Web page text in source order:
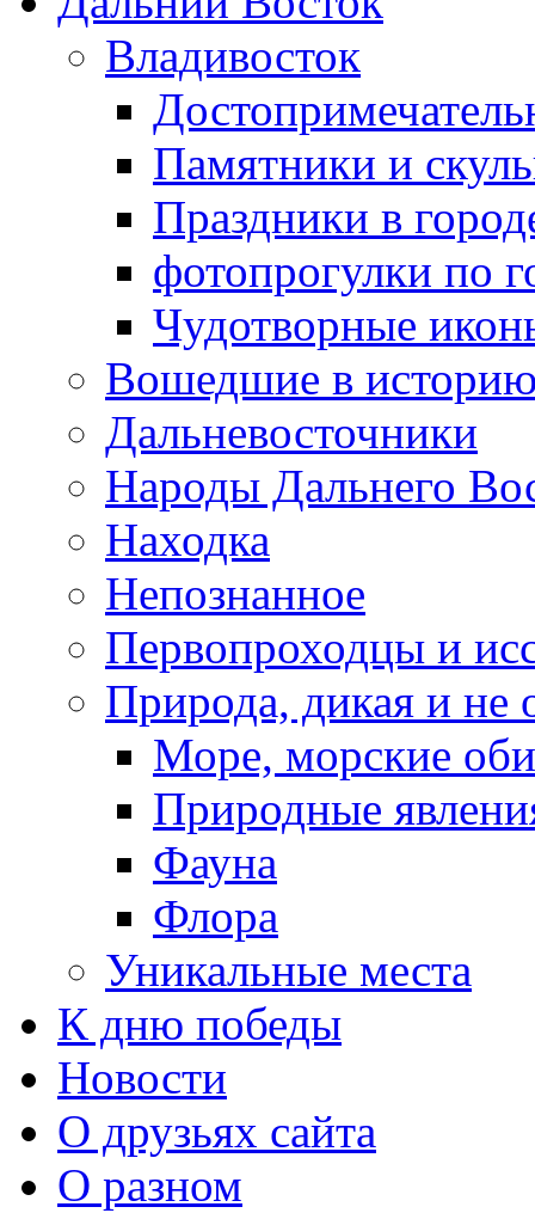
Владивосток
Памятники и
Праздники в
фотопрогулки по
Чудотворные
Вошедшие в
Дальневосточники
Народы Дальнего
Находка
Непознанное
Первопроходцы и
Природа, дикая и не
Море, морские
Природные
Фауна
Флора
Уникальные места
К дню победы
Новости
О друзьях сайта
О разном